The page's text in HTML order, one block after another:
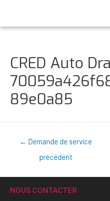
CRED Auto
89e0a85
← Demande de service
précédent
NOUS CONTACTER